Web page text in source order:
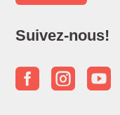
Suivez-nous!
  